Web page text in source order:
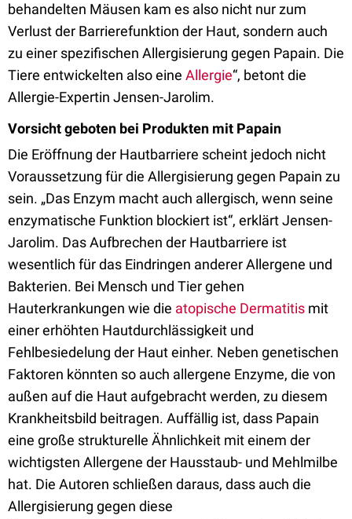
behandelten Mäusen kam es also nicht nur zum
Verlust der Barrierefunktion der Haut, sondern auch
zu einer spezifischen Allergisierung gegen Papain. Die
Tiere entwickelten also eine Allergie“, betont die
Allergie-Expertin Jensen-Jarolim.
Vorsicht geboten bei Produkten mit Papain
Die Eröffnung der Hautbarriere scheint jedoch nicht
Voraussetzung für die Allergisierung gegen Papain zu
sein. „Das Enzym macht auch allergisch, wenn seine
enzymatische Funktion blockiert ist“, erklärt Jensen-
Jarolim. Das Aufbrechen der Hautbarriere ist
wesentlich für das Eindringen anderer Allergene und
Bakterien. Bei Mensch und Tier gehen
Hauterkrankungen wie die atopische Dermatitis mit
einer erhöhten Hautdurchlässigkeit und
Fehlbesiedelung der Haut einher. Neben genetischen
Faktoren könnten so auch allergene Enzyme, die von
außen auf die Haut aufgebracht werden, zu diesem
Krankheitsbild beitragen. Auffällig ist, dass Papain
eine große strukturelle Ähnlichkeit mit einem der
wichtigsten Allergene der Hausstaub- und Mehlmilbe
hat. Die Autoren schließen daraus, dass auch die
Allergisierung gegen diese